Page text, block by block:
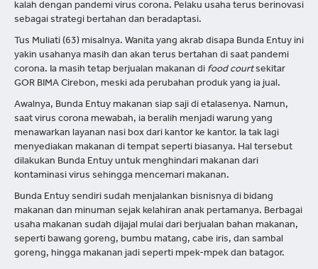
kalah dengan pandemi virus corona. Pelaku usaha terus berinovasi
sebagai strategi bertahan dan beradaptasi.
Tus Muliati (63) misalnya. Wanita yang akrab disapa Bunda Entuy ini
yakin usahanya masih dan akan terus bertahan di saat pandemi
corona. Ia masih tetap berjualan makanan di food court sekitar
GOR BIMA Cirebon, meski ada perubahan produk yang ia jual.
Awalnya, Bunda Entuy makanan siap saji di etalasenya. Namun,
saat virus corona mewabah, ia beralih menjadi warung yang
menawarkan layanan nasi box dari kantor ke kantor. Ia tak lagi
menyediakan makanan di tempat seperti biasanya. Hal tersebut
dilakukan Bunda Entuy untuk menghindari makanan dari
kontaminasi virus sehingga mencemari makanan.
Bunda Entuy sendiri sudah menjalankan bisnisnya di bidang
makanan dan minuman sejak kelahiran anak pertamanya. Berbagai
usaha makanan sudah dijajal mulai dari berjualan bahan makanan,
seperti bawang goreng, bumbu matang, cabe iris, dan sambal
goreng, hingga makanan jadi seperti mpek-mpek dan batagor.